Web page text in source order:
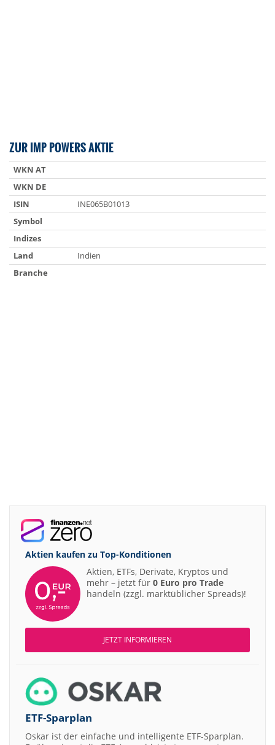
ZUR IMP POWERS AKTIE
WKN AT
WKN DE
ISIN
INE065B01013
Symbol
Indizes
Land
Indien
Branche
Aktien kaufen zu Top-Konditionen
Aktien, ETFs, Derivate, Kryptos und
mehr – jetzt für 0 Euro pro Trade
handeln (zzgl. marktüblicher Spreads)!
JETZT INFORMIEREN
ETF-Sparplan
Oskar ist der einfache und intelligente ETF-Sparplan.